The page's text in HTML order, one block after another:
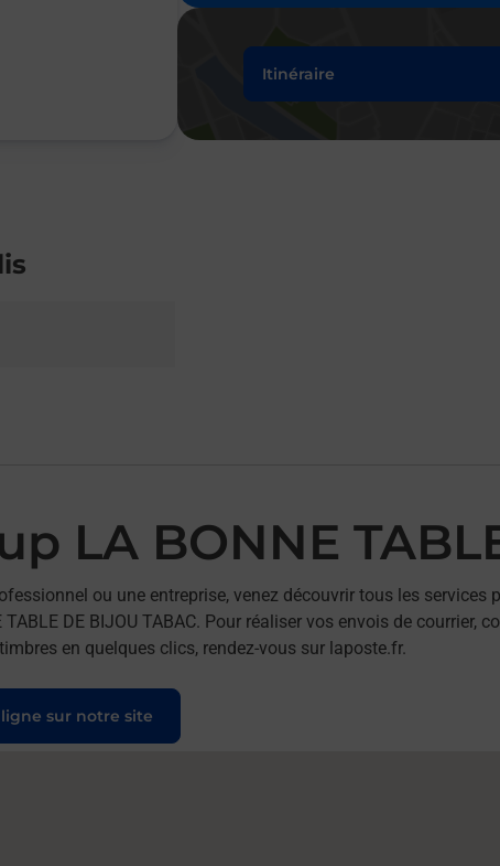
Itinéraire
LA BONNE
ou une entreprise, venez découvrir tous les services
DE BIJOU TABAC. Pour réaliser vos envois de courrier,
en quelques clics, rendez-vous sur laposte.fr.
sur notre site